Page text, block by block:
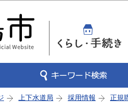
上下水道局 採用情報
正規